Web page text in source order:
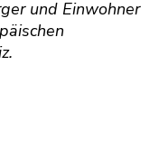
und Einwohner